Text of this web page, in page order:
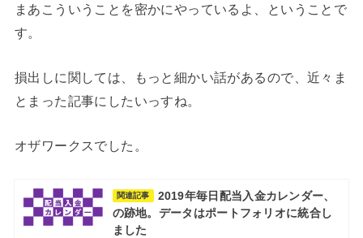
まあこういうことを密かにやっているよ、ということで
す。
損出しに関しては、もっと細かい話があるので、近々ま
とまった記事にしたいっすね。
オザワークスでした。
関連記事
2019年毎日配当入金カレンダー、
の跡地。データはポートフォリオに統合し
ました